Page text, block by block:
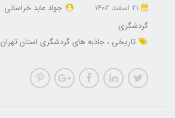
جواد عابد خراسانی
گردشگری
تاریخی
جاذبه های گردشگری استان تهران